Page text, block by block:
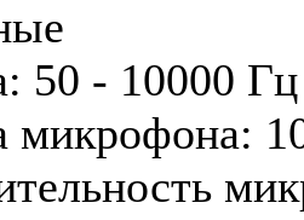
50 - 10000
микрофона: